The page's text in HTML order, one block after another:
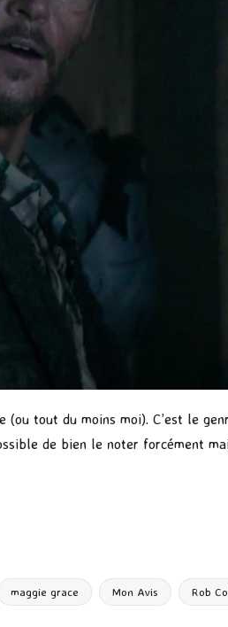
(ou tout du moins moi). C’est le
de bien le noter forcément
maggie grace Mon Avis Rob